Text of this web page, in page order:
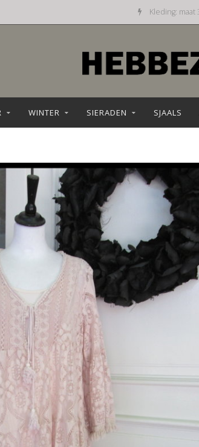
Dagelijks nieuw aanbod
WINTER SIERADEN SJAALS